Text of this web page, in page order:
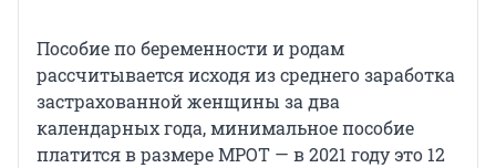
Пособие по беременности и родам
рассчитывается исходя из среднего заработка
застрахованной женщины за два
календарных года, минимальное пособие
платится в размере МРОТ — в 2021 году это 12